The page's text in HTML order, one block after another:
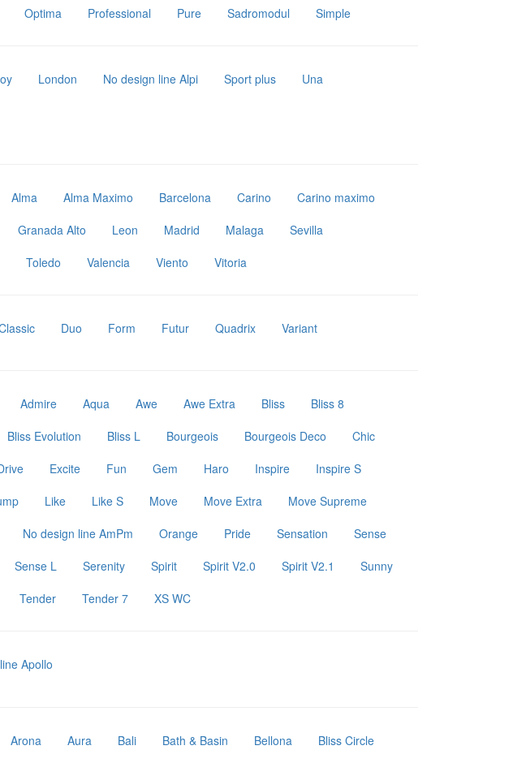
Optima Professional Pure Sadromodul Simple
London No design line Alpi Sport plus Una
Alma Alma Maximo Barcelona Carino
Carino maximo
Granada Alto Leon Madrid Malaga
Sevilla
Toledo Valencia Viento Vitoria
Duo Form Futur Quadrix Variant
Admire Aqua Awe Awe Extra Bliss
Bliss 8
Bliss Evolution Bliss L Bourgeois Bourgeois Deco
Chic
Excite Fun Gem Haro Inspire
Inspire S
Like Like S Move Move Extra
Move Supreme
No design line AmPm Orange Pride Sensation
Sense
Sense L Serenity Spirit Spirit V2.0 Spirit V2.1
Sunny
Tender Tender 7 XS WC
Apollo
Arona Aura Bali Bath & Basin Bellona
Bliss Circle